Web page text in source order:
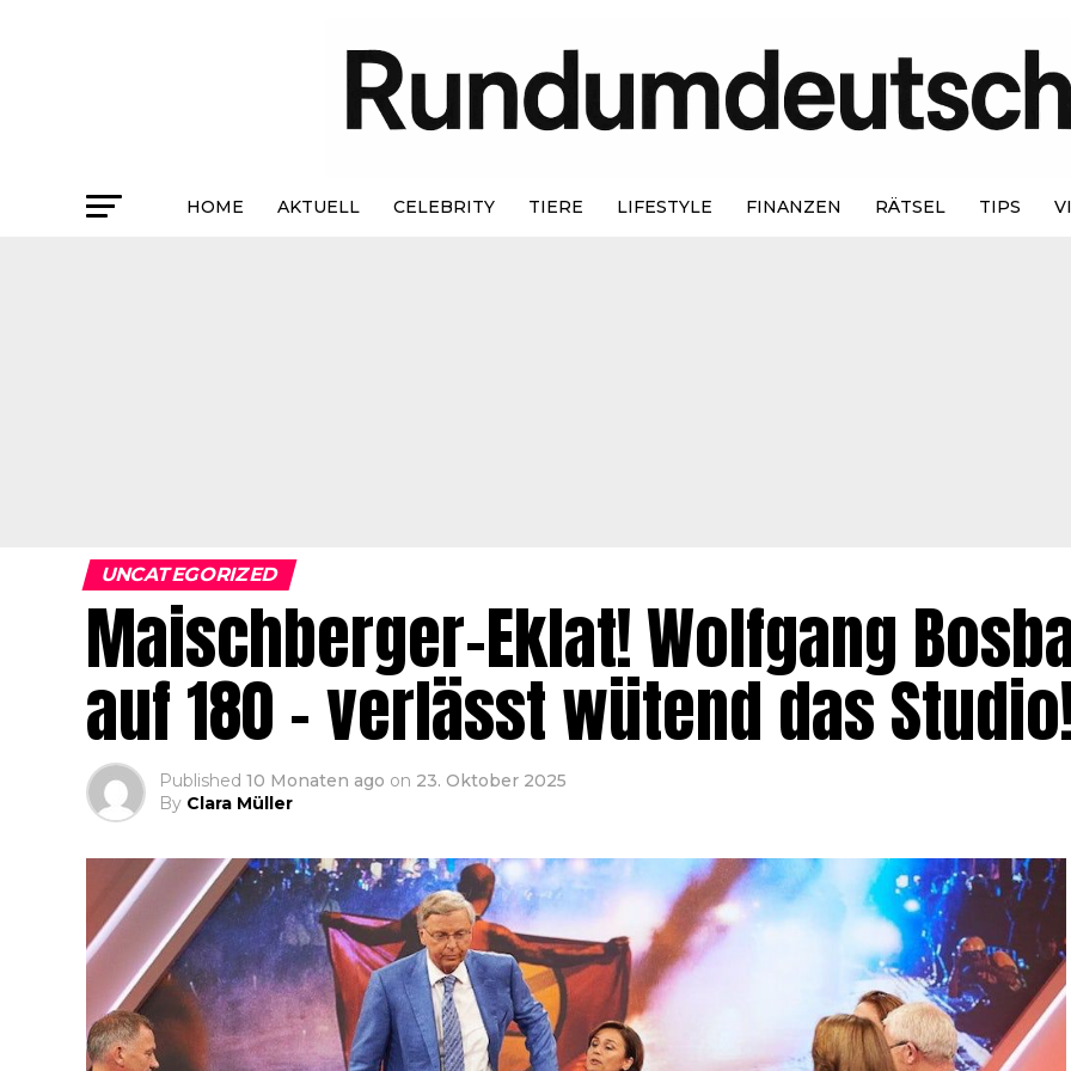
HOME AKTUELL CELEBRITY TIERE LIFESTYLE FINANZEN RÄTSEL TIPS
UNCATEGORIZED
Maischberger-Eklat! Wolfgang
auf 180 – verlässt wütend das
Published 10 Monaten ago on 23. Oktober 2025
By Clara Müller